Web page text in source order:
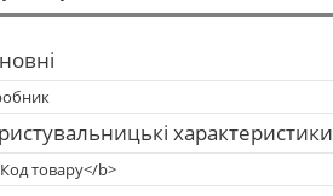
характеристики
товару</b>